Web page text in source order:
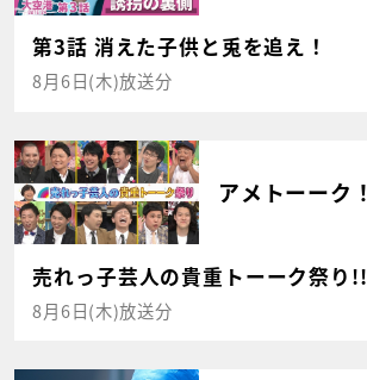
第3話 消えた子供と兎を追え！
8月6日(木)放送分
アメトーーク！
売れっ子芸人の貴重トーーク祭り!!
8月6日(木)放送分